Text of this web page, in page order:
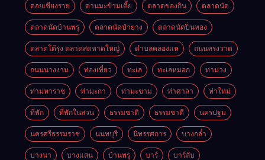
ดอยเชียงราย ด่านมะข้ามเตี้ย ตลาดของกิน ตลาดนัด
ตลาดนัดบ้านพรุ ตลาดนัดป่ายาง ตลาดนัดปิ่นทอง
ตลาดโต้รุ่ง ตลาดสดหาดใหญ่ ตำบลคลองแห ถนนทรงวาด
ถนนนางงาม ท่องเที่ยว ทะเล ทะเลหมอก ท่าม่วง
ท่ามหาราช ท่ามะกา ท่ามะขาม ท่าศาลา ท่าใหม่
ที่พัก ที่พักในสวน ธรรมชาติ ธรรมชาตื นครปฐม
นครศรีธรรมราช นนทบุรี นิทรรศการ บางกล่ำ
บางนา บางแสน บ้านพรุ บาร์ บาร์ลับ